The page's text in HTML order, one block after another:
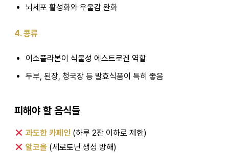
뇌세포 활성화와 우울감 완화
4. 콩류
이소플라본이 식물성 에스트로겐 역할
두부, 된장, 청국장 등 발효식품이 특히 좋음
피해야 할 음식들
과도한 카페인 (하루 2잔 이하로 제한)
알코올 (세로토닌 생성 방해)